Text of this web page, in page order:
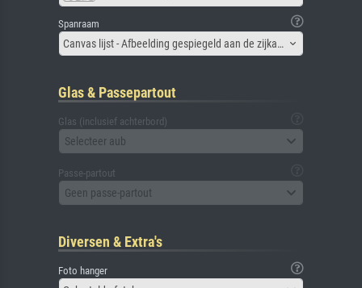
Spanraam
Canvas lijst - Afbeelding gespiegeld aan de zijkant
Glas & Passepartout
Glas (inclusief achterbord)
Selecteer aub
Passe-partout
Geen passe-partout
Diversen & Extra's
Foto hanger